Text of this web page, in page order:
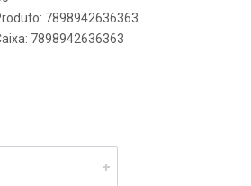
7898942636363
7898942636363